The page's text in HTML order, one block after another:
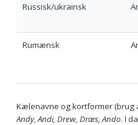
Russisk/ukrainsk
Rumænsk
Kælenavne og kortformer
Andy, Andi, Drew, Dræs, Ando. I